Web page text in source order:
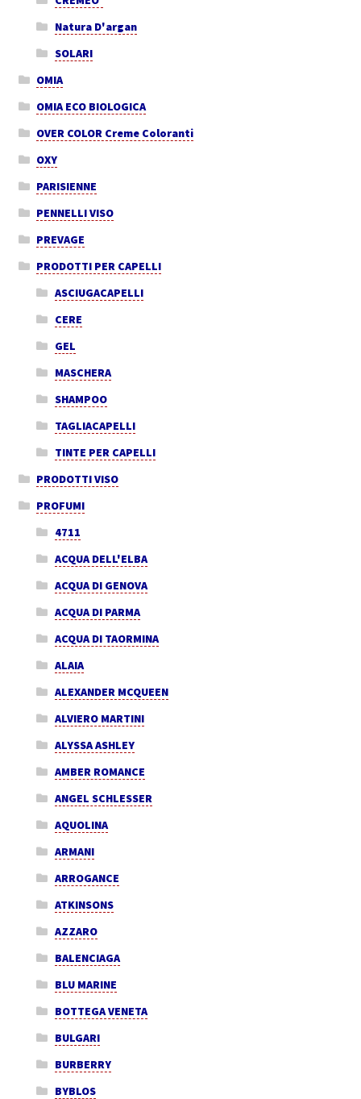
Natura D'argan
SOLARI
OMIA
OMIA ECO BIOLOGICA
OVER COLOR Creme Coloranti
OXY
PARISIENNE
PENNELLI VISO
PREVAGE
PRODOTTI PER CAPELLI
ASCIUGACAPELLI
CERE
GEL
MASCHERA
SHAMPOO
TAGLIACAPELLI
TINTE PER CAPELLI
PRODOTTI VISO
PROFUMI
4711
ACQUA DELL'ELBA
ACQUA DI GENOVA
ACQUA DI PARMA
ACQUA DI TAORMINA
ALAIA
ALEXANDER MCQUEEN
ALVIERO MARTINI
ALYSSA ASHLEY
AMBER ROMANCE
ANGEL SCHLESSER
AQUOLINA
ARMANI
ARROGANCE
ATKINSONS
AZZARO
BALENCIAGA
BLU MARINE
BOTTEGA VENETA
BULGARI
BURBERRY
BYBLOS